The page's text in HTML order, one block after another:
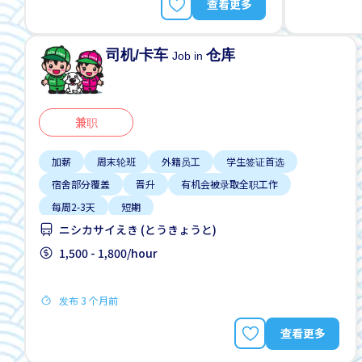
查看更多
司机/卡车Job in仓库
兼职
加薪 周末轮班 外籍员工
学生签证首选
宿舍部分覆盖
晋升
有机会被录取全职工作
每周2-3天
短期
ニシカサイえき (とうきょうと)
1,500 - 1,800/hour
发布 3 个月前
查看更多